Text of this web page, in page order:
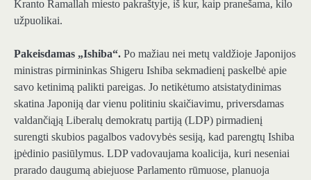
Kranto Ramallah miesto pakraštyje, iš kur, kaip pranešama, kilo
užpuolikai.
Pakeisdamas „Ishiba“. Po mažiau nei metų valdžioje Japonijos
ministras pirmininkas Shigeru Ishiba sekmadienį paskelbė apie
savo ketinimą palikti pareigas. Jo netikėtumo atsistatydinimas
skatina Japoniją dar vienu politiniu skaičiavimu, priversdamas
valdančiąją Liberalų demokratų partiją (LDP) pirmadienį
surengti skubios pagalbos vadovybės sesiją, kad parengtų Ishiba
įpėdinio pasiūlymus. LDP vadovaujama koalicija, kuri neseniai
prarado daugumą abiejuose Parlamento rūmuose, planuoja